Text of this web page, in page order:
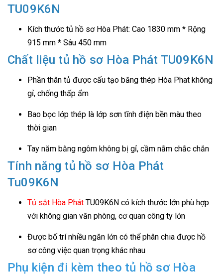
TU09K6N
Kích thước tủ hồ sơ Hòa Phát: Cao 1830 mm * Rộng
915 mm * Sâu 450 mm
Chất liệu tủ hồ sơ Hòa Phát TU09K6N
Phần thân tủ được cấu tạo băng thép Hòa Phat không
gỉ, chống thấp ẩm
Bao bọc lớp thép là lớp sơn tĩnh điện bền màu theo
thời gian
Tay năm bằng ngôm không bị gỉ, cầm nắm chắc chắn
Tính năng tủ hồ sơ Hòa Phát
Tu09K6N
Tủ sắt Hòa Phát TU09K6N có kích thước lớn phù hợp
với không gian văn phòng, cơ quan công ty lớn
Được bố trí nhiều ngăn lớn có thể phân chia được hồ
sơ công việc quan trọng khác nhau
Phụ kiện đi kèm theo tủ hồ sơ Hòa